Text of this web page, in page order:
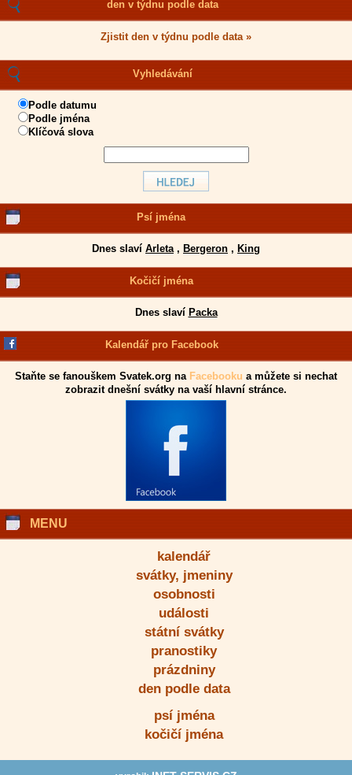
den v týdnu podle data
Zjistit den v týdnu podle data »
Vyhledávání
Podle datumu
Podle jména
Klíčová slova
Psí jména
Dnes slaví Arleta, Bergeron , King
Kočičí jména
Dnes slaví Packa
Kalendář pro Facebook
Staňte se fanouškem Svatek.org na Facebooku a můžete si nechat
zobrazit dnešní svátky na vaší hlavní stránce.
MENU
kalendář
svátky, jmeniny
osobnosti
události
státní svátky
pranostiky
prázdniny
den podle data
psí jména
kočičí jména